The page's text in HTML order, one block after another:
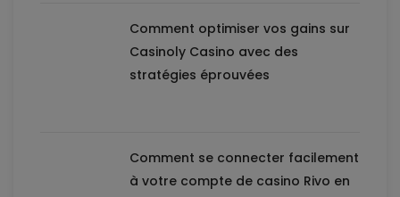
Comment optimiser vos gains sur
Casinoly Casino avec des
stratégies éprouvées
Comment se connecter facilement
à votre compte de casino Rivo en